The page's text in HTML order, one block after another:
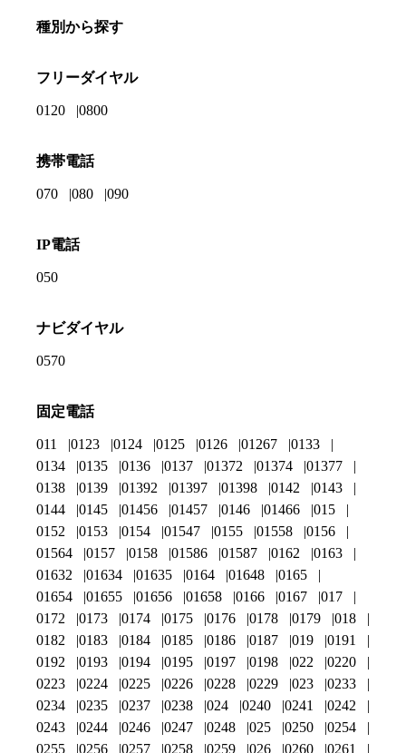
種別から探す
フリーダイヤル
0120 0800
携帯電話
070 080 090
IP電話
050
ナビダイヤル
0570
固定電話
011 0123 0124 0125 0126 01267
0133
0134
0135 0136 0137 01372 01374
01377
0138
0139 01392 01397 01398 0142
0143
0144
0145 01456 01457 0146 01466
015
0152
0153 0154 01547 0155 01558
0156
01564
0157 0158 01586 01587 0162
0163
01632
01634 01635 0164 01648
0165
01654
01655 01656 01658 0166 0167
017
0172
0173 0174 0175 0176 0178 0179
018
0182
0183 0184 0185 0186 0187 019
0191
0192
0193 0194 0195 0197 0198 022
0220
0223
0224 0225 0226 0228 0229 023
0233
0234
0235 0237 0238 024 0240 0241
0242
0243
0244 0246 0247 0248 025 0250
0254
0255
0256 0257 0258 0259 026 0260 0261